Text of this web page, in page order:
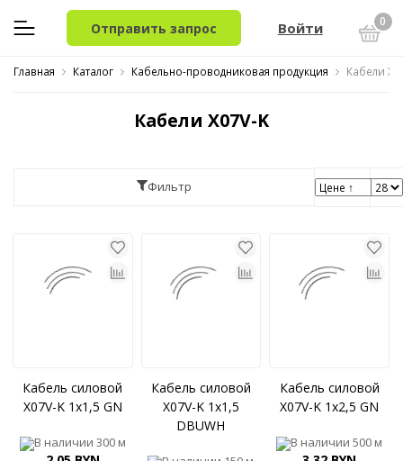
Отправить запрос Войти 0
Главная Каталог Кабельно-проводниковая продукция Кабели
Кабели X07V-K
Фильтр
Кабель силовой
X07V-K 1x1,5 GN
В наличии 300 м
Кабель силовой
X07V-K 1x1,5
DBUWH
Кабель силовой
X07V-K 1x2,5 GN
В наличии500 м